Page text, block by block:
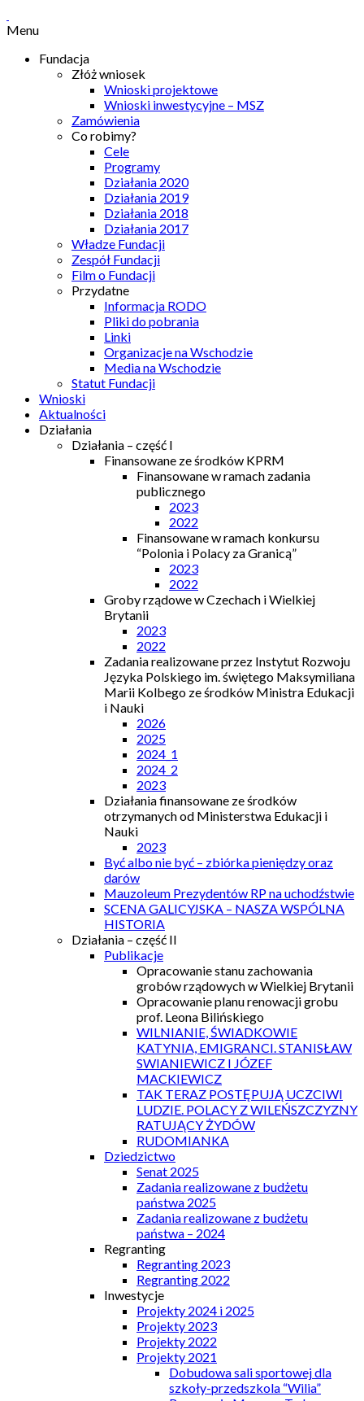
Menu
Fundacja
Złóż wniosek
Wnioski projektowe
Wnioski inwestycyjne – MSZ
Zamówienia
Co robimy?
Cele
Programy
Działania 2020
Działania 2019
Działania 2018
Działania 2017
Władze Fundacji
Zespół Fundacji
Film o Fundacji
Przydatne
Informacja RODO
Pliki do pobrania
Linki
Organizacje na Wschodzie
Media na Wschodzie
Statut Fundacji
Wnioski
Aktualności
Działania
Działania – część I
Finansowane ze środków KPRM
Finansowane w ramach zadania
publicznego
2023
2022
Finansowane w ramach konkursu
“Polonia i Polacy za Granicą”
2023
2022
Groby rządowe w Czechach i Wielkiej
Brytanii
2023
2022
Zadania realizowane przez Instytut Rozwoju
Języka Polskiego im. świętego Maksymiliana
Marii Kolbego ze środków Ministra Edukacji
i Nauki
2026
2025
2024_1
2024_2
2023
Działania finansowane ze środków
otrzymanych od Ministerstwa Edukacji i
Nauki
2023
Być albo nie być – zbiórka pieniędzy oraz
darów
Mauzoleum Prezydentów RP na uchodźstwie
SCENA GALICYJSKA – NASZA WSPÓLNA
HISTORIA
Działania – część II
Publikacje
Opracowanie stanu zachowania
grobów rządowych w Wielkiej Brytanii
Opracowanie planu renowacji grobu
prof. Leona Bilińskiego
WILNIANIE, ŚWIADKOWIE
KATYNIA, EMIGRANCI. STANISŁAW
SWIANIEWICZ I JÓZEF
MACKIEWICZ
TAK TERAZ POSTĘPUJĄ UCZCIWI
LUDZIE. POLACY Z WILEŃSZCZYZNY
RATUJĄCY ŻYDÓW
RUDOMIANKA
Dziedzictwo
Senat 2025
Zadania realizowane z budżetu
państwa 2025
Zadania realizowane z budżetu
państwa – 2024
Regranting
Regranting 2023
Regranting 2022
Inwestycje
Projekty 2024 i 2025
Projekty 2023
Projekty 2022
Projekty 2021
Dobudowa sali sportowej dla
szkoły-przedszkola “Wilia”